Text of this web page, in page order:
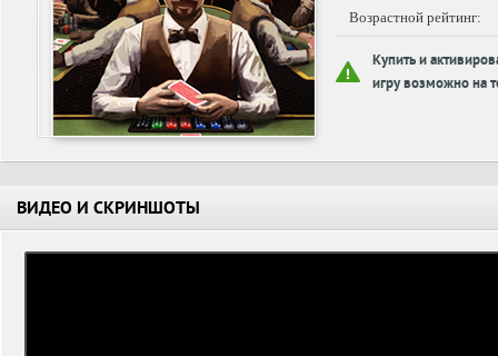
Возрастной рейтинг:
Купить и
игру возможно на
ВИДЕО И СКРИНШОТЫ